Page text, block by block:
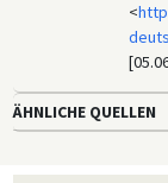
<
ÄHNLICHE QUELLEN